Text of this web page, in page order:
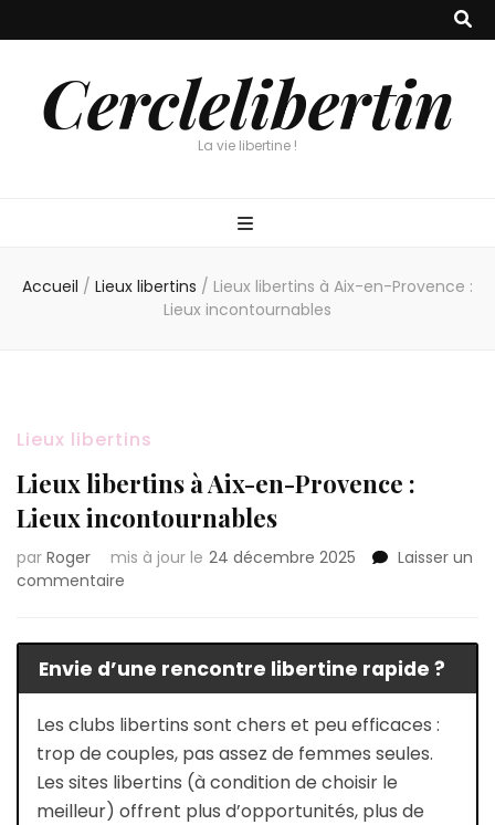
Cerclelibertin
La vie libertine !
Accueil / Lieux libertins / Lieux libertins à Aix-en-Provence :
Lieux incontournables
Lieux libertins
Lieux libertins à Aix-en-Provence :
Lieux incontournables
par Roger mis à jour le 24 décembre 2025
Laisser un
commentaire
à
Aix-
en-
Provence
Lieux
incontournables
Envie d’une rencontre libertine rapide ?
Les clubs libertins sont chers et peu efficaces :
trop de couples, pas assez de femmes seules.
Les sites libertins (à condition de choisir le
meilleur) offrent plus d’opportunités, plus de